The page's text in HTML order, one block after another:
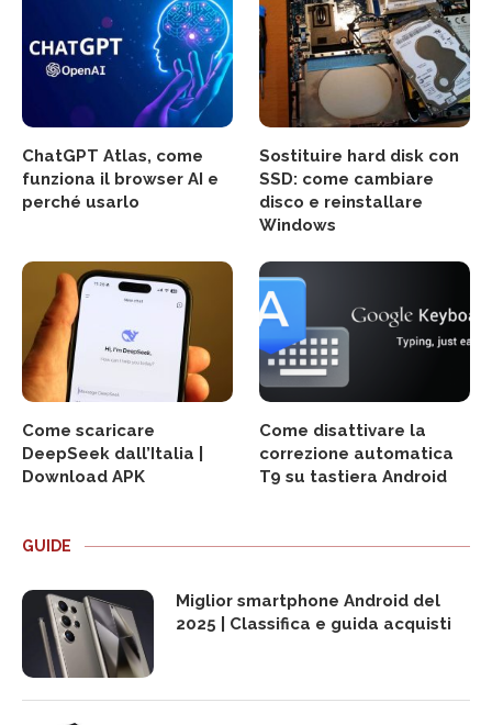
ChatGPT Atlas, come
funziona il browser AI e
perché usarlo
Sostituire hard disk con
SSD: come cambiare
disco e reinstallare
Windows
Come scaricare
DeepSeek dall’Italia |
Download APK
Come disattivare la
correzione automatica
T9 su tastiera Android
GUIDE
Miglior smartphone Android del
2025 | Classifica e guida acquisti